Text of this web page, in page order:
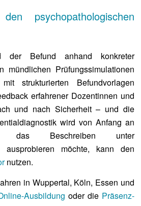
psychopathologischen
der Befund anhand konkreter
mündlichen Prüfungssimulationen
strukturierten Befundvorlagen
erfahrener Dozentinnen und
und nach Sicherheit – und die
wird von Anfang an
das Beschreiben unter
ausprobieren möchte, kann den
nutzen.
in Wuppertal, Köln, Essen und
Ausbildung oder die Präsenz-